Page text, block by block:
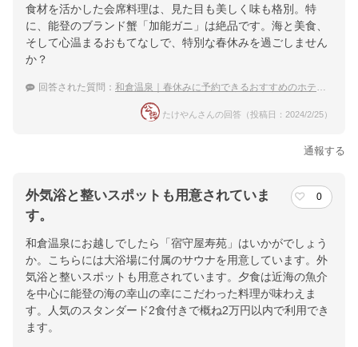
食材を活かした会席料理は、見た目も美しく味も格別。特
に、能登のブランド蟹「加能ガニ」は絶品です。海と美食、
そして心温まるおもてなしで、特別な春休みを過ごしません
か？
回答された質問： 和倉温泉｜春休みに予約できるおすすめのホテル・旅館は？
たけやんさんの回答（投稿日：2024/2/25）
通報する
外気浴と整いスポットも用意されていま
す。
0
和倉温泉にお越しでしたら「宿守屋寿苑」はいかがでしょう
か。こちらには大浴場に付属のサウナを用意しています。外
気浴と整いスポットも用意されています。夕食は近海の魚介
を中心に能登の海の幸山の幸にこだわった料理が味わえま
す。人気のスタンダード2食付きで概ね2万円以内で利用でき
ます。